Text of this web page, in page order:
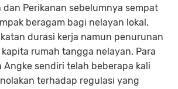
dan Perikanan sebelumnya sempat
beragam bagi nelayan lokal,
durasi kerja namun penurunan
rumah tangga nelayan. Para
Angke sendiri telah beberapa kali
terhadap regulasi yang